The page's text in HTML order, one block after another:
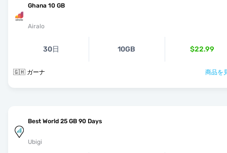
Ghana 10 GB
Airalo
30日 10GB $22.99
🇬🇭 ガーナ 商品を
Best World 25 GB 90 Days
Ubigi